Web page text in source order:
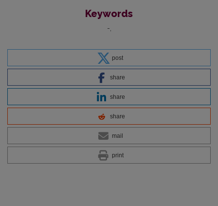
Keywords
-
post
share
share
share
mail
print